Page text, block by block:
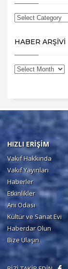
HABER ARŞİVİ
HIZLI ERİŞİM
Vakıf Hakkında
Vakıf Yayınları
Haberler
Etkinlikler
Anı Odası
Kültür ve Sanat Evi
Haberdar Olun
Bize Ulaşın